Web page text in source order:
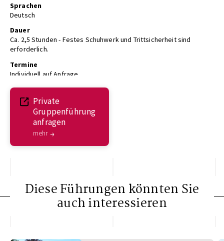
Sprachen
Deutsch
Dauer
Ca. 2,5 Stunden - Festes Schuhwerk und Trittsicherheit sind
erforderlich.
Termine
Individuell auf Anfrage
Private
Gruppenführung
anfragen
mehr
Diese Führungen könnten Sie
auch interessieren